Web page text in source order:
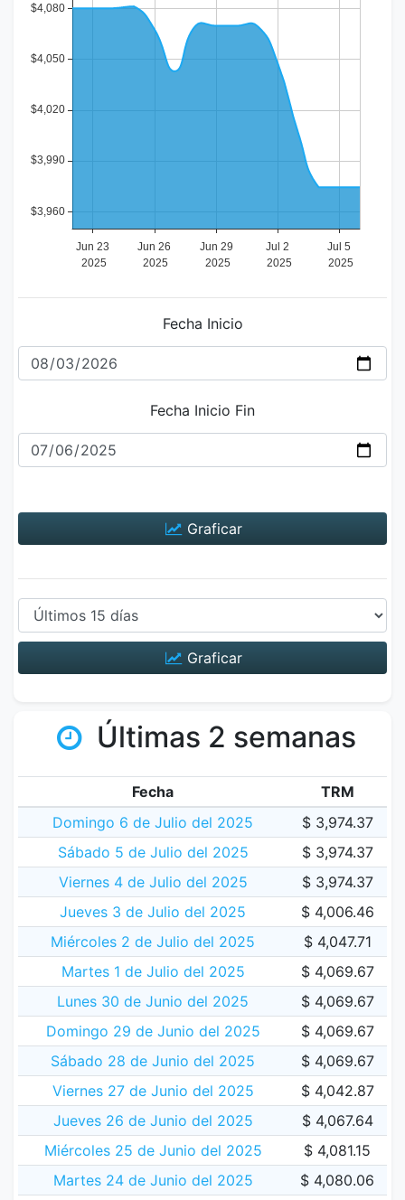
Fecha Inicio
Fecha Inicio Fin
Graficar
Graficar
Últimas 2 semanas
Fecha
TRM
Domingo 6 de Julio del 2025
$ 3,974.37
Sábado 5 de Julio del 2025
$ 3,974.37
Viernes 4 de Julio del 2025
$ 3,974.37
Jueves 3 de Julio del 2025
$ 4,006.46
Miércoles 2 de Julio del 2025
$ 4,047.71
Martes 1 de Julio del 2025
$ 4,069.67
Lunes 30 de Junio del 2025
$ 4,069.67
Domingo 29 de Junio del 2025
$ 4,069.67
Sábado 28 de Junio del 2025
$ 4,069.67
Viernes 27 de Junio del 2025
$ 4,042.87
Jueves 26 de Junio del 2025
$ 4,067.64
Miércoles 25 de Junio del 2025
$ 4,081.15
Martes 24 de Junio del 2025
$ 4,080.06